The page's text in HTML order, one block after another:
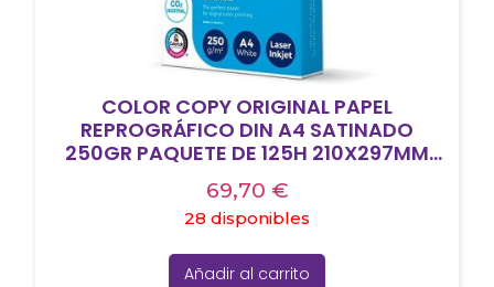
COLOR COPY ORIGINAL PAPEL
REPROGRÁFICO DIN A4 SATINADO
250GR PAQUETE DE 125H 210X297MM
BLANCO
69,70 €
28 disponibles
Añadir al carrito